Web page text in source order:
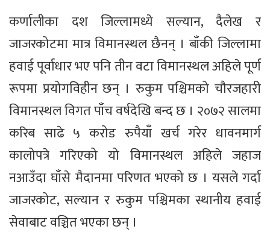
कर्णालीका दश जिल्लामध्ये सल्यान, दैलेख र
जाजरकोटमा मात्र विमानस्थल छैनन् । बाँकी जिल्लामा
हवाई पूर्वाधार भए पनि तीन वटा विमानस्थल अहिले पूर्ण
रूपमा प्रयोगविहीन छन् । रुकुम पश्चिमको चौरजहारी
विमानस्थल विगत पाँच वर्षदेखि बन्द छ । २०७२ सालमा
करिब साढे ५ करोड रुपैयाँ खर्च गरेर धावनमार्ग
कालोपत्रे गरिएको यो विमानस्थल अहिले जहाज
नआउँदा घाँसे मैदानमा परिणत भएको छ । यसले गर्दा
जाजरकोट, सल्यान र रुकुम पश्चिमका स्थानीय हवाई
सेवाबाट वञ्चित भएका छन् ।